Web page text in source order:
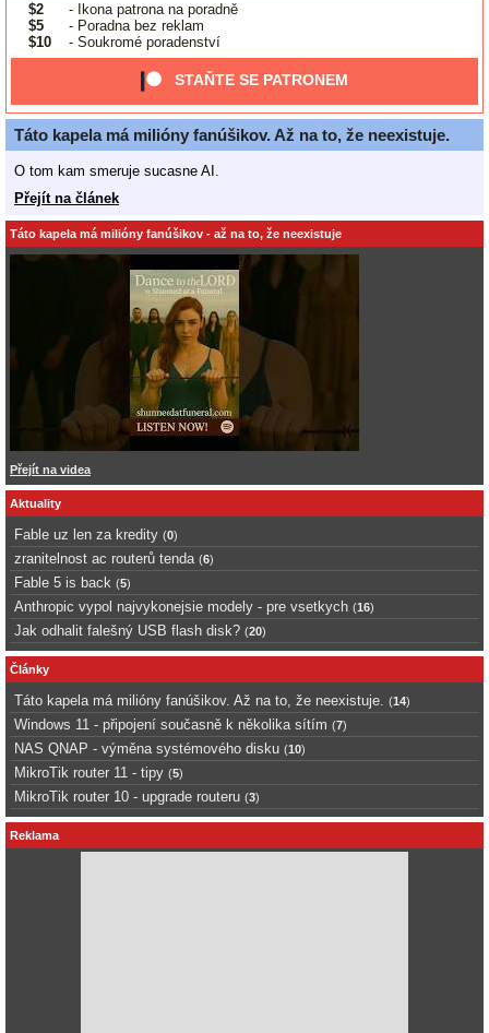
$2
- Ikona patrona na poradně
$5
- Poradna bez reklam
$10
- Soukromé poradenství
STAŇTE SE PATRONEM
Táto kapela má milióny fanúšikov. Až na to, že neexistuje.
O tom kam smeruje sucasne AI.
Přejít na článek
Táto kapela má milióny fanúšikov - až na to, že neexistuje
Přejít na videa
Aktuality
Fable uz len za kredity (0)
zranitelnost ac routerů tenda (6)
Fable 5 is back (5)
Anthropic vypol najvykonejsie modely - pre vsetkych (16)
Jak odhalit falešný USB flash disk? (20)
Články
Táto kapela má milióny fanúšikov. Až na to, že neexistuje. (14)
Windows 11 - připojení současně k několika sítím (7)
NAS QNAP - výměna systémového disku (10)
MikroTik router 11 - tipy (5)
MikroTik router 10 - upgrade routeru (3)
Reklama